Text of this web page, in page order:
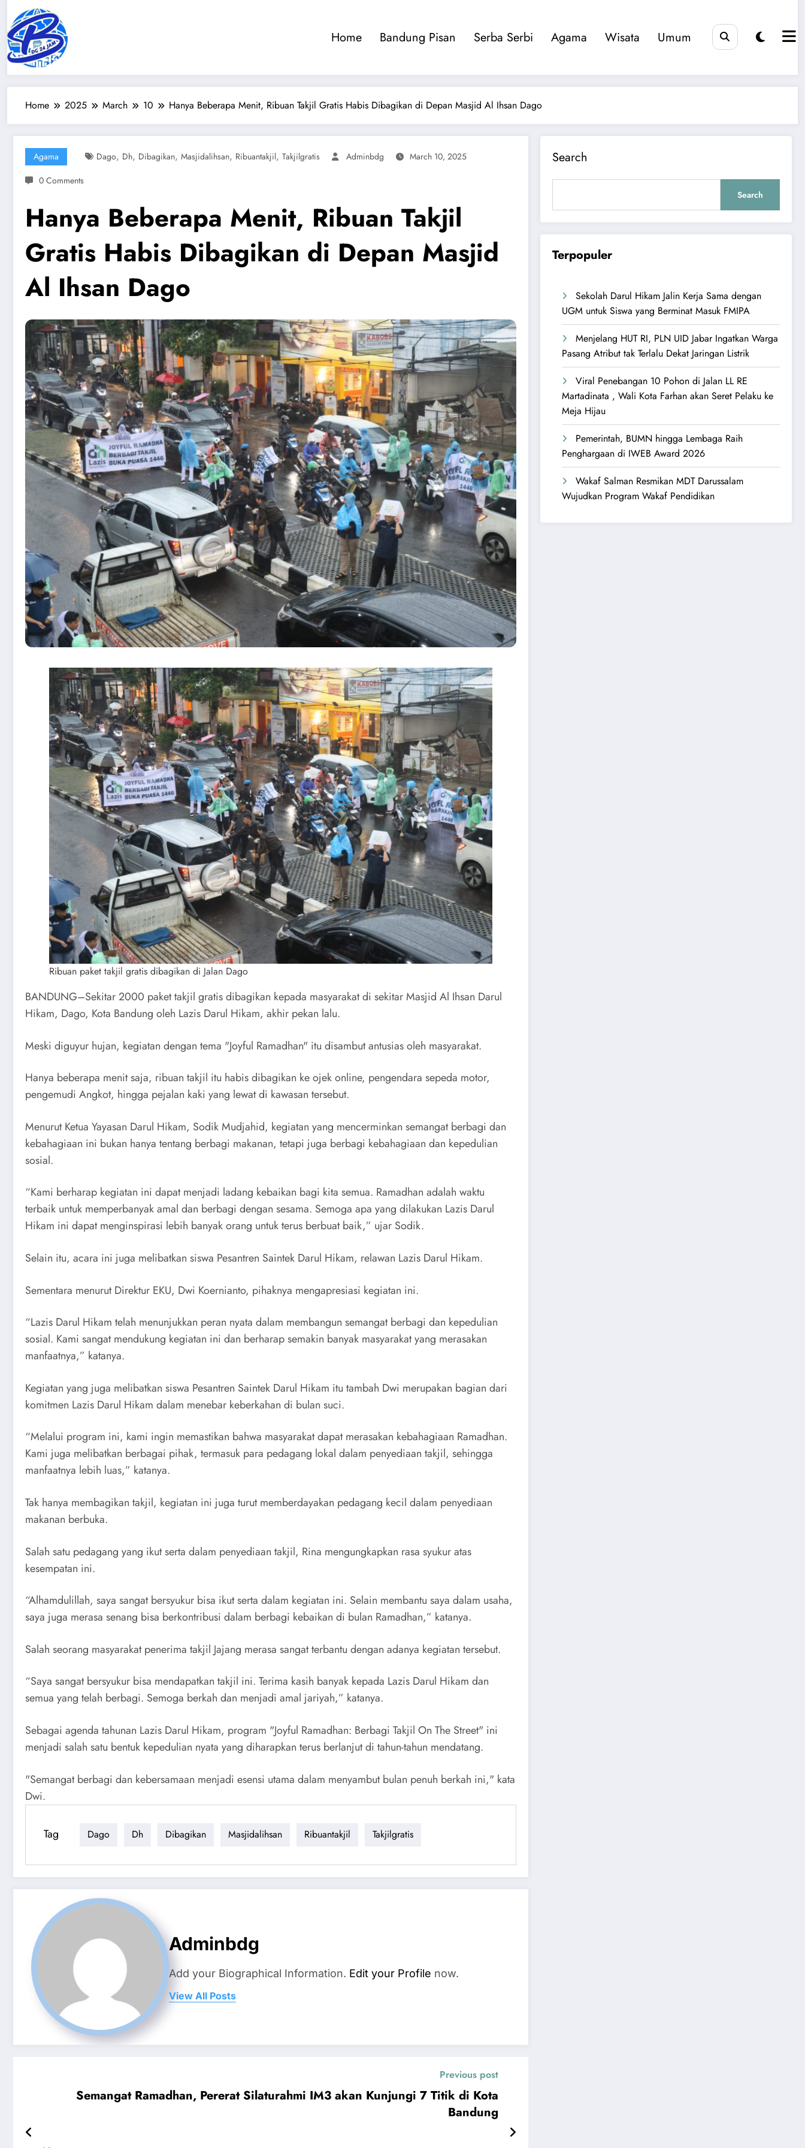
content
Home Bandung Pisan Serba Serbi Agama Wisata Umum
Home 2025 March 10 Hanya Beberapa Menit, Ribuan Takjil Gratis Habis Dibagikan di Depan Masjid Al Ihsan Dago
Agama Dago, Dh, Dibagikan, Masjidalihsan, Ribuantakjil, Takjilgratis Adminbdg
March 10, 2025
0 Comments
Hanya Beberapa Menit, Ribuan Takjil
Gratis Habis Dibagikan di Depan Masjid
Al Ihsan Dago
Ribuan paket takjil gratis dibagikan di Jalan Dago
BANDUNG–Sekitar 2000 paket takjil gratis dibagikan kepada masyarakat di sekitar Masjid Al Ihsan Darul
Hikam, Dago, Kota Bandung oleh Lazis Darul Hikam, akhir pekan lalu.
Meski diguyur hujan, kegiatan dengan tema "Joyful Ramadhan" itu disambut antusias oleh masyarakat.
Hanya beberapa menit saja, ribuan takjil itu habis dibagikan ke ojek online, pengendara sepeda motor,
pengemudi Angkot, hingga pejalan kaki yang lewat di kawasan tersebut.
Menurut Ketua Yayasan Darul Hikam, Sodik Mudjahid, kegiatan yang mencerminkan semangat berbagi dan
kebahagiaan ini bukan hanya tentang berbagi makanan, tetapi juga berbagi kebahagiaan dan kepedulian
sosial.
“Kami berharap kegiatan ini dapat menjadi ladang kebaikan bagi kita semua. Ramadhan adalah waktu
terbaik untuk memperbanyak amal dan berbagi dengan sesama. Semoga apa yang dilakukan Lazis Darul
Hikam ini dapat menginspirasi lebih banyak orang untuk terus berbuat baik,” ujar Sodik.
Selain itu, acara ini juga melibatkan siswa Pesantren Saintek Darul Hikam, relawan Lazis Darul Hikam.
Sementara menurut Direktur EKU, Dwi Koernianto, pihaknya mengapresiasi kegiatan ini.
“Lazis Darul Hikam telah menunjukkan peran nyata dalam membangun semangat berbagi dan kepedulian
sosial. Kami sangat mendukung kegiatan ini dan berharap semakin banyak masyarakat yang merasakan
manfaatnya,” katanya.
Kegiatan yang juga melibatkan siswa Pesantren Saintek Darul Hikam itu tambah Dwi merupakan bagian dari
komitmen Lazis Darul Hikam dalam menebar keberkahan di bulan suci.
“Melalui program ini, kami ingin memastikan bahwa masyarakat dapat merasakan kebahagiaan Ramadhan.
Kami juga melibatkan berbagai pihak, termasuk para pedagang lokal dalam penyediaan takjil, sehingga
manfaatnya lebih luas,” katanya.
Tak hanya membagikan takjil, kegiatan ini juga turut memberdayakan pedagang kecil dalam penyediaan
makanan berbuka.
Salah satu pedagang yang ikut serta dalam penyediaan takjil, Rina mengungkapkan rasa syukur atas
kesempatan ini.
“Alhamdulillah, saya sangat bersyukur bisa ikut serta dalam kegiatan ini. Selain membantu saya dalam usaha,
saya juga merasa senang bisa berkontribusi dalam berbagi kebaikan di bulan Ramadhan,” katanya.
Salah seorang masyarakat penerima takjil Jajang merasa sangat terbantu dengan adanya kegiatan tersebut.
“Saya sangat bersyukur bisa mendapatkan takjil ini. Terima kasih banyak kepada Lazis Darul Hikam dan
semua yang telah berbagi. Semoga berkah dan menjadi amal jariyah,” katanya.
Sebagai agenda tahunan Lazis Darul Hikam, program "Joyful Ramadhan: Berbagi Takjil On The Street" ini
menjadi salah satu bentuk kepedulian nyata yang diharapkan terus berlanjut di tahun-tahun mendatang.
"Semangat berbagi dan kebersamaan menjadi esensi utama dalam menyambut bulan penuh berkah ini," kata
Dwi.
Tag Dago Dh Dibagikan Masjidalihsan Ribuantakjil Takjilgratis
Adminbdg
Add your Biographical Information. Edit your Profile now.
View All Posts
Previous post
Semangat Ramadhan, Pererat Silaturahmi IM3 akan Kunjungi 7 Titik di Kota
Bandung
Search
Search
Terpopuler
Sekolah Darul Hikam Jalin Kerja Sama dengan
UGM untuk Siswa yang Berminat Masuk FMIPA
Menjelang HUT RI, PLN UID Jabar Ingatkan Warga
Pasang Atribut tak Terlalu Dekat Jaringan Listrik
Viral Penebangan 10 Pohon di Jalan LL RE
Martadinata , Wali Kota Farhan akan Seret Pelaku ke
Meja Hijau
Pemerintah, BUMN hingga Lembaga Raih
Penghargaan di IWEB Award 2026
Wakaf Salman Resmikan MDT Darussalam
Wujudkan Program Wakaf Pendidikan